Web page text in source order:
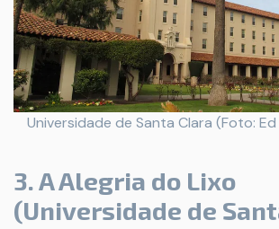
Universidade de Santa Clara (Foto:
3. A Alegria do Lixo
(Universidade de